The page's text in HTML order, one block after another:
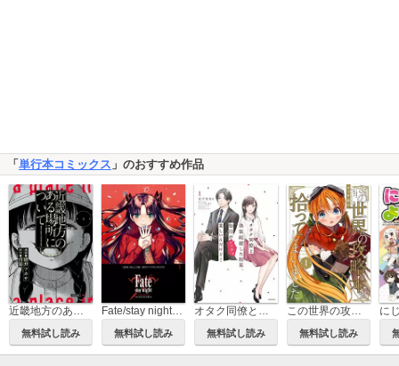
「単行本コミックス 」のおすすめ作品
近畿地方のある場所について
無料試し読み
Fate/stay night［Unlimited Blade Works］
無料試し読み
オタク同僚と偽装結婚した結果、毎日がメッチャ楽しいんだけど！
無料試し読み
この世界の攻略本を拾ってしまいました
無料試し読み